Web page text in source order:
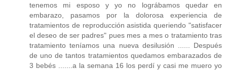
tenemos mi esposo y yo no lográbamos quedar en
embarazo, pasamos por la dolorosa experiencia de
tratamientos de reproducción asistida queriendo "satisfacer
el deseo de ser padres" pues mes a mes o tratamiento tras
tratamiento teníamos una nueva desilusión ...... Después
de uno de tantos tratamientos quedamos embarazados de
3 bebés .......a la semana 16 los perdí y casi me muero yo